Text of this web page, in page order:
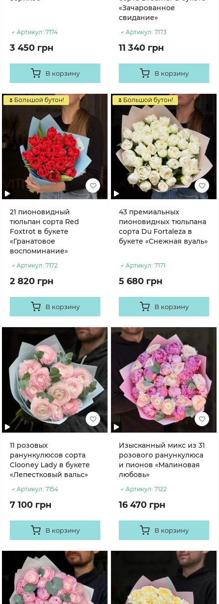
Артикул: 7174
3 450 грн
В корзину
«Зачарованное
свидание»
Артикул: 7173
11 340 грн
В корзину
🌷Большой бутон!
21 пионовидный
тюльпан сорта Red
Foxtrot в букете
«Гранатовое
воспоминание»
Артикул: 7172
2 820 грн
В корзину
🌷Большой бутон!
43 премиальных
пионовидных тюльпана
сорта Du Fortaleza в
букете «Снежная вуаль»
Артикул: 7171
5 680 грн
В корзину
11 розовых
ранункулюсов сорта
Clooney Lady в букете
«Лепестковый вальс»
Артикул: 7154
7 100 грн
В корзину
Изысканный микс из 31
розового ранункулюса
и пионов «Малиновая
любовь»
Артикул: 7122
16 470 грн
В корзину